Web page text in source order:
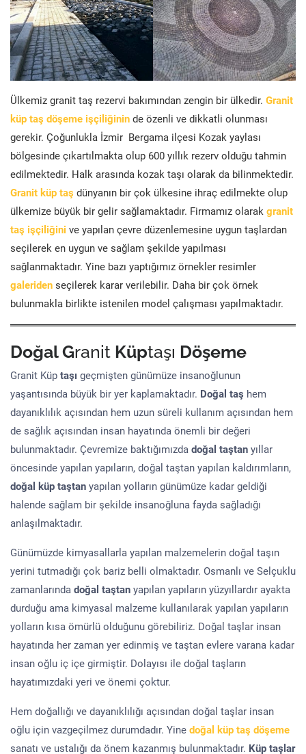
Ülkemiz granit taş rezervi bakımından zengin bir ülkedir. Granit
küp taş döşeme işçiliğinin de özenli ve dikkatli olunması
gerekir. Çoğunlukla İzmir Bergama ilçesi Kozak yaylası
bölgesinde çıkartılmakta olup 600 yıllık rezerv olduğu tahmin
edilmektedir. Halk arasında kozak taşı olarak da bilinmektedir.
Granit küp taş dünyanın bir çok ülkesine ihraç edilmekte olup
ülkemize büyük bir gelir sağlamaktadır. Firmamız olarak granit
taş işçiliğini ve yapılan çevre düzenlemesine uygun taşlardan
seçilerek en uygun ve sağlam şekilde yapılması
sağlanmaktadır. Yine bazı yaptığımız örnekler resimler
galeriden seçilerek karar verilebilir. Daha bir çok örnek
bulunmakla birlikte istenilen model çalışması yapılmaktadır.
Doğal Granit Küptaşı Döşeme
Granit Küp taşı geçmişten günümüze insanoğlunun
yaşantısında büyük bir yer kaplamaktadır. Doğal taş hem
dayanıklılık açısından hem uzun süreli kullanım açısından hem
de sağlık açısından insan hayatında önemli bir değeri
bulunmaktadır. Çevremize baktığımızda doğal taştan yıllar
öncesinde yapılan yapıların, doğal taştan yapılan kaldırımların,
doğal küp taştan yapılan yolların günümüze kadar geldiği
halende sağlam bir şekilde insanoğluna fayda sağladığı
anlaşılmaktadır.
Günümüzde kimyasallarla yapılan malzemelerin doğal taşın
yerini tutmadığı çok bariz belli olmaktadır. Osmanlı ve Selçuklu
zamanlarında doğal taştan yapılan yapıların yüzyıllardır ayakta
durduğu ama kimyasal malzeme kullanılarak yapılan yapıların
yolların kısa ömürlü olduğunu görebiliriz. Doğal taşlar insan
hayatında her zaman yer edinmiş ve taştan evlere varana kadar
insan oğlu iç içe girmiştir. Dolayısı ile doğal taşların
hayatımızdaki yeri ve önemi çoktur.
Hem doğallığı ve dayanıklılığı açısından doğal taşlar insan
oğlu için vazgeçilmez durumdadır. Yine doğal küp taş döşeme
sanatı ve ustalığı da önem kazanmış bulunmaktadır. Küp taşlar